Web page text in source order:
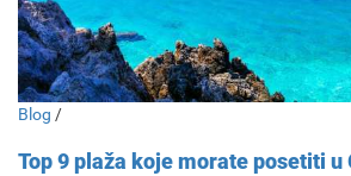
Blog /
Top 9 plaža koje morate posetiti u